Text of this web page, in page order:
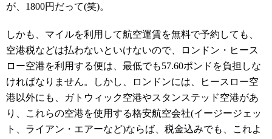
が、1800円だって(笑)。
しかも、マイルを利用して航空運賃を無料で予約しても、
空港税などは払わないといけないので、ロンドン・ヒース
ロー空港を利用する便は、最低でも57.60ポンドを負担しな
ければなりません。しかし、ロンドンには、ヒースロー空
港以外にも、ガトウィック空港やスタンステッド空港があ
り、これらの空港を使用する格安航空会社(イージージェッ
ト、ライアン・エアーなど)ならば、税金込みでも、これよ